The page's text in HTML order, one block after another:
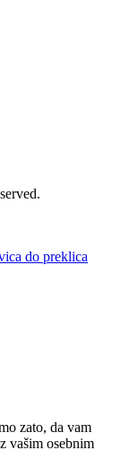
do preklica
zato, da vam
vašim osebnim